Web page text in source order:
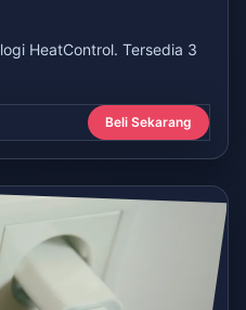
HeatControl. Tersedia 3
Beli Sekarang